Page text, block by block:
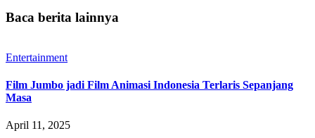
Baca berita lainnya
Entertainment
Film Jumbo jadi Film Animasi Indonesia Terlaris Sepanjang
Masa
April 11, 2025